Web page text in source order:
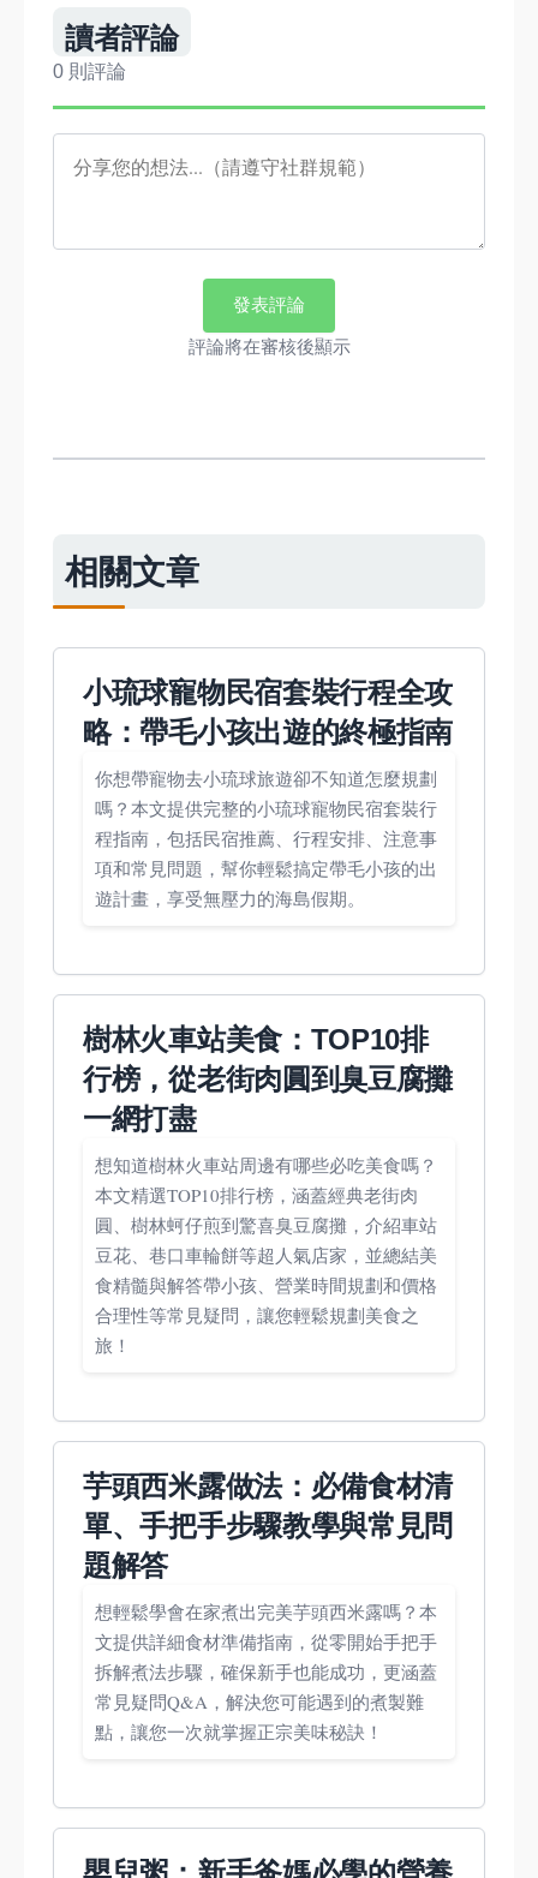
讀者評論
0 則評論
發表評論
評論將在審核後顯示
相關文章
小琉球寵物民宿套裝行程全攻
略：帶毛小孩出遊的終極指南
你想帶寵物去小琉球旅遊卻不知道怎麼規劃
嗎？本文提供完整的小琉球寵物民宿套裝行
程指南，包括民宿推薦、行程安排、注意事
項和常見問題，幫你輕鬆搞定帶毛小孩的出
遊計畫，享受無壓力的海島假期。
樹林火車站美食：TOP10排
行榜，從老街肉圓到臭豆腐攤
一網打盡
想知道樹林火車站周邊有哪些必吃美食嗎？
本文精選TOP10排行榜，涵蓋經典老街肉
圓、樹林蚵仔煎到驚喜臭豆腐攤，介紹車站
豆花、巷口車輪餅等超人氣店家，並總結美
食精髓與解答帶小孩、營業時間規劃和價格
合理性等常見疑問，讓您輕鬆規劃美食之
旅！
芋頭西米露做法：必備食材清
單、手把手步驟教學與常見問
題解答
想輕鬆學會在家煮出完美芋頭西米露嗎？本
文提供詳細食材準備指南，從零開始手把手
拆解煮法步驟，確保新手也能成功，更涵蓋
常見疑問Q&A，解決您可能遇到的煮製難
點，讓您一次就掌握正宗美味秘訣！